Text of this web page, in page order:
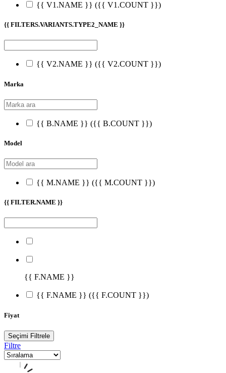
{{ V1.NAME }} ({{ V1.COUNT }})
{{ FILTERS.VARIANTS.TYPE2_NAME }}
{{ V2.NAME }} ({{ V2.COUNT }})
Marka
{{ B.NAME }} ({{ B.COUNT }})
Model
{{ M.NAME }} ({{ M.COUNT }})
{{ FILTER.NAME }}
{{ F.NAME }}
{{ F.NAME }} ({{ F.COUNT }})
Fiyat
Seçimi Filtrele
Filtre